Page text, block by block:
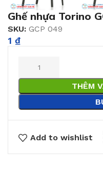
Ghế nhựa Torino
SKU: GCP 049
1 ₫
THÊM
Add to wishlist